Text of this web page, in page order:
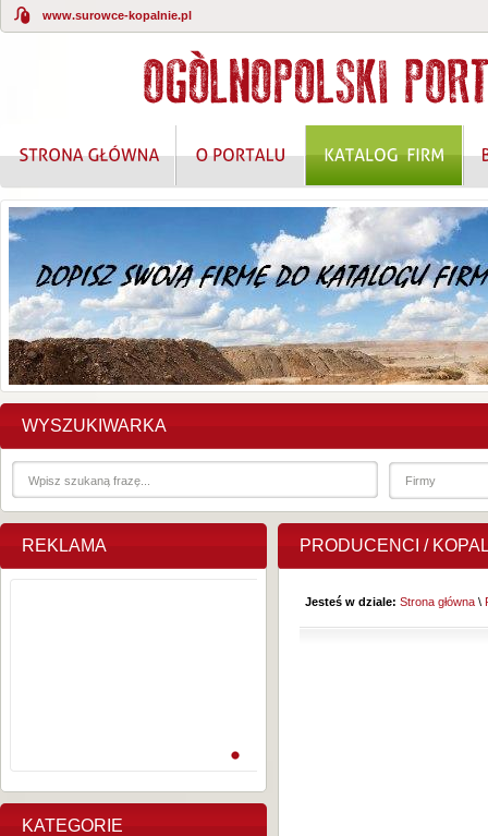
www.surowce-kopalnie.pl
KOMPLEKSOWE ROZWIĄZANIA W ZAKRESIE
WYSZUKIWARKA
REKLAMA
KATEGORIE
PRODUCENCI /
Jesteś w dziale: Strona główna \